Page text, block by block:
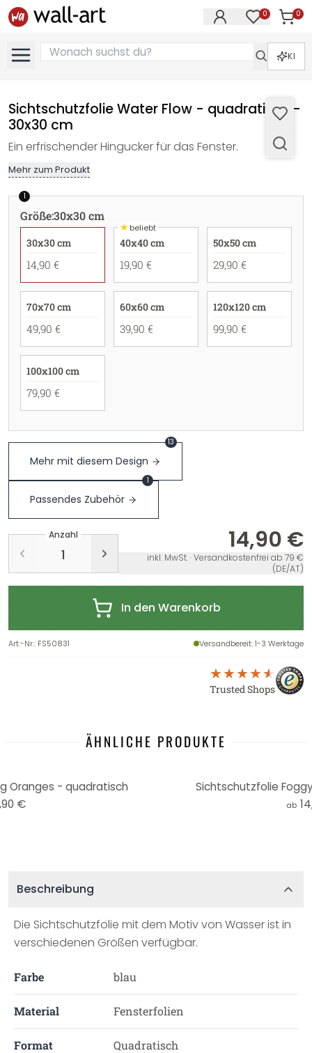
0 0
KI
Sichtschutzfolie Water Flow - quadratisch -
30x30 cm
Ein erfrischender Hingucker für das Fenster.
Mehr zum Produkt
1
Größe:30x30 cm
30x30 cm
14,90 €
★beliebt
40x40 cm
19,90 €
50x50 cm
29,90 €
70x70 cm
49,90 €
60x60 cm
39,90 €
120x120 cm
99,90 €
100x100 cm
79,90 €
Mehr mit diesem Design
13
Passendes Zubehör
1
Anzahl 14,90 €
inkl. MwSt. · Versandkostenfrei ab 79 €
(DE/AT)
In den Warenkorb
Art.-Nr.: FS50831 Versandbereit: 1-3 Werktage
Trusted Shops
ÄHNLICHE PRODUKTE
Oranges - quadratisch
€
Sichtschutzfolie
ab
Beschreibung
Die Sichtschutzfolie mit dem Motiv von Wasser ist in
verschiedenen Größen verfügbar.
Farbe blau
Material Fensterfolien
Format Quadratisch